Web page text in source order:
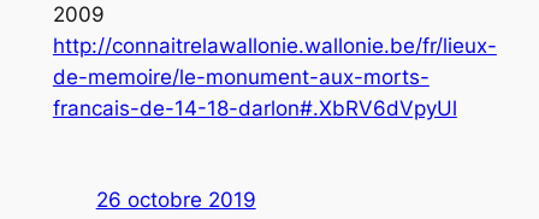
2009
http://connaitrelawallonie.wallonie.be/fr/lieux-
de-memoire/le-monument-aux-morts-
francais-de-14-18-darlon#.XbRV6dVpyUl
26 octobre 2019